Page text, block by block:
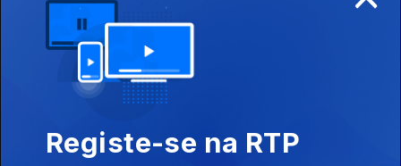
os resultados das reapreciações
07 ago. 2026
condições para continuar no cargo
07 ago. 2026
Registe-se na RTP